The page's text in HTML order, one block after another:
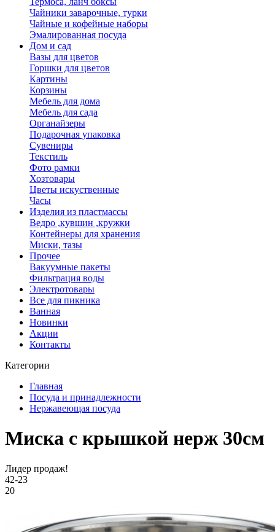
Чайники заварочные, турки
Чайные и кофейные наборы
Эмалированная посуда
Дом и сад
Вазы для цветов
Горшки для цветов
Картины
Корзины
Мебель для дома
Мебель для сада
Органайзеры
Подарочная упаковка
Сувениры
Текстиль
Фото рамки
Хозтовары
Цветы искуственные
Часы
Изделия из пластмассы
Ведро ,кувшин ,кружки
Контейнеры для хранения
Миски, тазы
Прочее
Вакуумные пакеты
Фильтрация воды
Электротовары
Все для пикника
Ванная
Новинки
Акции
Контакты
Категории
Главная
Посуда и принадлежности
Нержавеющая посуда
Миска с крышкой нерж 30см
Лидер продаж!
42-23
20